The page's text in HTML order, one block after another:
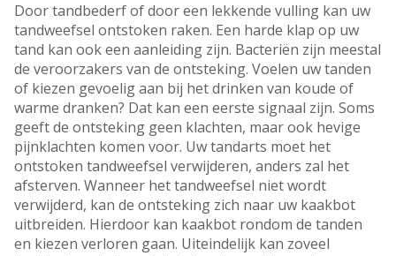
Door tandbederf of door een lekkende vulling kan uw
tandweefsel ontstoken raken. Een harde klap op uw
tand kan ook een aanleiding zijn. Bacteriën zijn meestal
de veroorzakers van de ontsteking. Voelen uw tanden
of kiezen gevoelig aan bij het drinken van koude of
warme dranken? Dat kan een eerste signaal zijn. Soms
geeft de ontsteking geen klachten, maar ook hevige
pijnklachten komen voor. Uw tandarts moet het
ontstoken tandweefsel verwijderen, anders zal het
afsterven. Wanneer het tandweefsel niet wordt
verwijderd, kan de ontsteking zich naar uw kaakbot
uitbreiden. Hierdoor kan kaakbot rondom de tanden
en kiezen verloren gaan. Uiteindelijk kan zoveel